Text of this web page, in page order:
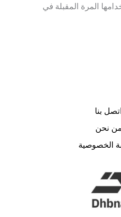
المرة المقبلة في
بنا
من نحن
الخصوصية